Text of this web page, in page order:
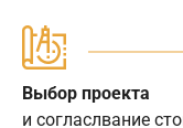
Выбор проекта
и согласлвание